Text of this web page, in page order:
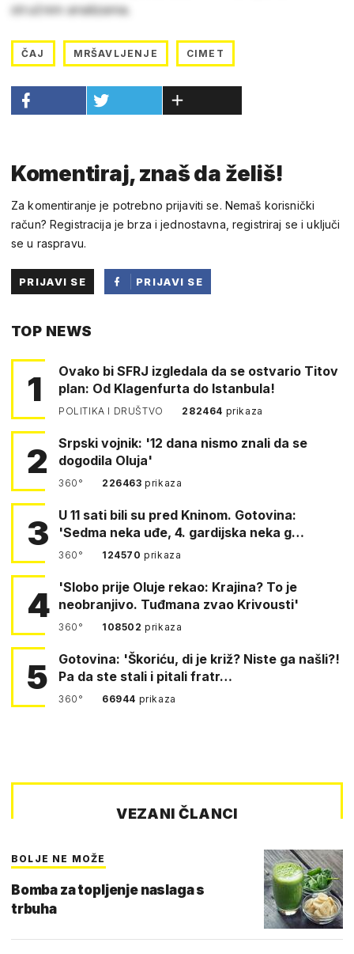
stručnim analizama.
ČAJ MRŠAVLJENJE CIMET
Komentiraj, znaš da želiš!
Za komentiranje je potrebno prijaviti se. Nemaš korisnički
račun? Registracija je brza i jednostavna, registriraj se i uključi
se u raspravu.
PRIJAVI SE
PRIJAVI SE
TOP NEWS
1
Ovako bi SFRJ izgledala da se ostvario Titov
plan: Od Klagenfurta do Istanbula!
POLITIKA I DRUŠTVO 282464 prikaza
2
Srpski vojnik: '12 dana nismo znali da se
dogodila Oluja'
360° 226463prikaza
3
U 11 sati bili su pred Kninom. Gotovina:
'Sedma neka uđe, 4. gardijska neka g…
360° 124570prikaza
4
'Slobo prije Oluje rekao: Krajina? To je
neobranjivo. Tuđmana zvao Krivousti'
360° 108502prikaza
5
Gotovina: 'Škoriću, di je križ? Niste ga našli?!
Pa da ste stali i pitali fratr…
360° 66944 prikaza
VEZANI ČLANCI
BOLJE NE MOŽE
Bomba za topljenje naslaga s
trbuha